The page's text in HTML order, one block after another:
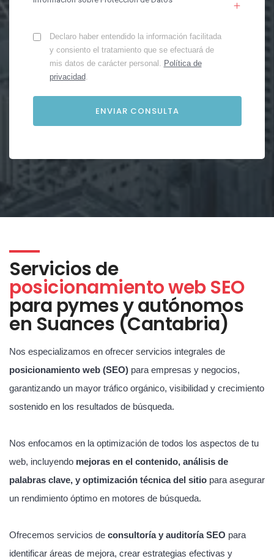
Declaro haber entendido la información facilitada
y consiento el tratamiento que se efectuará de
mis datos de carácter personal. Política de
privacidad.
Servicios de
posicionamiento web SEO
para pymes y autónomos
en Suances (Cantabria)
Nos especializamos en ofrecer servicios integrales de
posicionamiento web (SEO) para empresas y negocios,
garantizando un mayor tráfico orgánico, visibilidad y crecimiento
sostenido en los resultados de búsqueda.
Nos enfocamos en la optimización de todos los aspectos de tu
web, incluyendo mejoras en el contenido, análisis de
palabras clave, y optimización técnica del sitio para asegurar
un rendimiento óptimo en motores de búsqueda.
Ofrecemos servicios de consultoría y auditoría SEO para
identificar áreas de mejora, crear estrategias efectivas y